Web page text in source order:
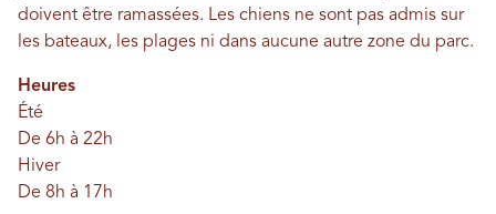
doivent être ramassées. Les chiens ne sont pas admis sur
les bateaux, les plages ni dans aucune autre zone du parc.
Heures
Été
De 6h à 22h
Hiver
De 8h à 17h